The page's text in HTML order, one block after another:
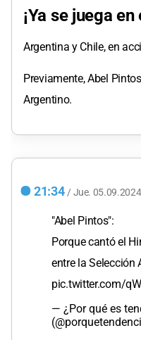
¡Ya se juega
Argentina y Chile, en
Previamente, Abel
Argentino.
21:34 / Jue. 05.09.2024
"Abel Pintos":
Porque cantó el
entre la Selección
pic.twitter.com/
— ¿Por qué es